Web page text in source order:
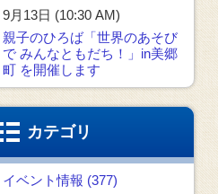
9月13日 (10:30 AM)
親子のひろば「世界のあそび
で みんなともだち！」in美郷
町 を開催します
カテゴリ
イベント情報 (377)